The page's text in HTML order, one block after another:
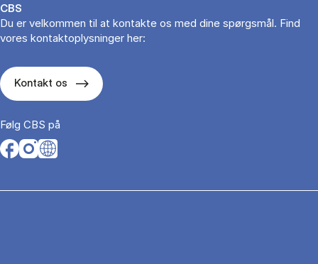
CBS
Du er velkommen til at kontakte os med dine spørgsmål. Find
vores kontaktoplysninger her:
Kontakt os
Følg CBS på
Opens in a new tab
Opens in a new tab
Opens in a new tab